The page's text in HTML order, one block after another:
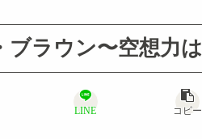
ブラウン〜空想力
LINE コピー